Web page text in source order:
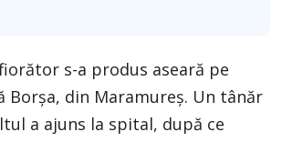
s-a produs aseară pe
Borşa, din Maramureş. Un tânăr
a ajuns la spital, după ce